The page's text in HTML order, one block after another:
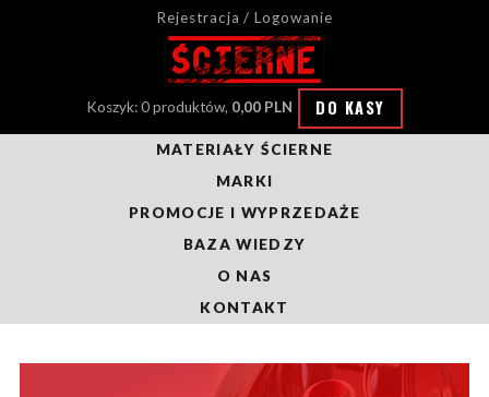
Rejestracja / Logowanie
Koszyk: 0 produktów, 0,00 PLN DO KASY
MATERIAŁY ŚCIERNE
MARKI
PROMOCJE I WYPRZEDAŻE
BAZA WIEDZY
O NAS
KONTAKT